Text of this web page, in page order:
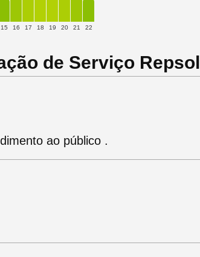
15 16 17 18 19 20 21 22
de Serviço Repsol
ao público .